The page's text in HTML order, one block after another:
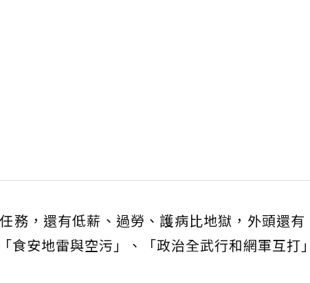
務，還有低薪、過勞、護病比地獄，外頭還有
食安地雷與空污」、「政治全武行和網軍互打